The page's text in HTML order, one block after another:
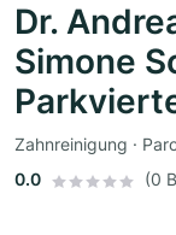
Dr.
Simone
Zahnreinigung ·
0.0
(0